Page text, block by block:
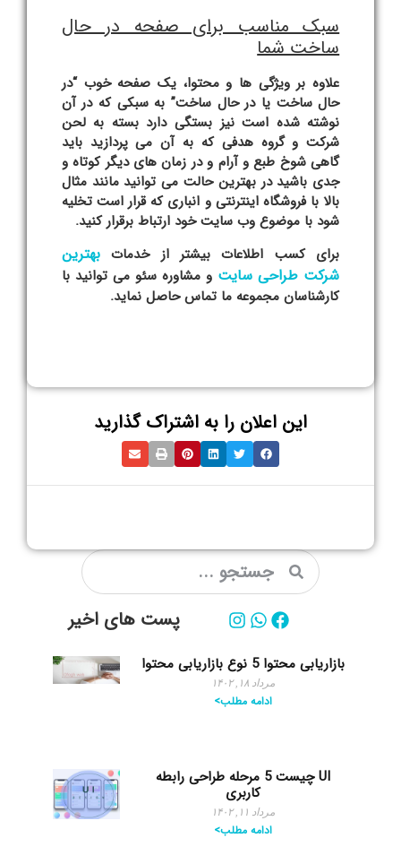
سبک مناسب برای صفحه در حال
ساخت شما
علاوه بر ویژگی ها و محتوا، یک صفحه خوب “در
حال ساخت یا در حال ساخت” به سبکی که در آن
نوشته شده است نیز بستگی دارد بسته به لحن
شرکت و گروه هدفی که به آن می پردازید باید
گاهی شوخ طبع و آرام و در زمان های دیگر کوتاه و
جدی باشید در بهترین حالت می توانید مانند مثال
بالا با فروشگاه اینترنتی و انباری که قرار است تخلیه
شود با موضوع وب سایت خود ارتباط برقرار کنید.
برای کسب اطلاعات بیشتر از خدماتبهترین
شرکت طراحی سایت و مشاوره سئو می توانید با
کارشناسان مجموعه ما تماس حاصل نماید.
این اعلان را به اشتراک گذارید
پست های اخیر
بازاریابی محتوا 5 نوع بازاریابی محتوا
مرداد ۱۸, ۱۴۰۲
ادامه مطلب>
UI چیست 5 مرحله طراحی رابطه
کاربری
مرداد ۱۱, ۱۴۰۲
ادامه مطلب>